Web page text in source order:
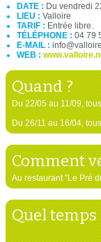
DATE : Du vendredi
LIEU : Valloire
TARIF : Entrée libre.
TÉLÉPHONE : 04 79
E-MAIL :
WEB :
Quand ?
Du 22/05 au 11/09,
Du 26/11 au 16/04,
Comment
Au restaurant "Le Pré
Quel